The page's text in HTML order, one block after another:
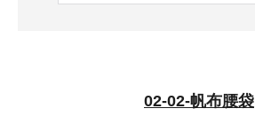
02-02-帆布腰袋